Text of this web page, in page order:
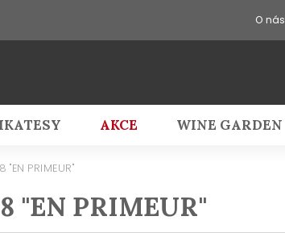
O nás
AKCE WINE GARDEN
"EN PRIMEUR"
"EN PRIMEUR"